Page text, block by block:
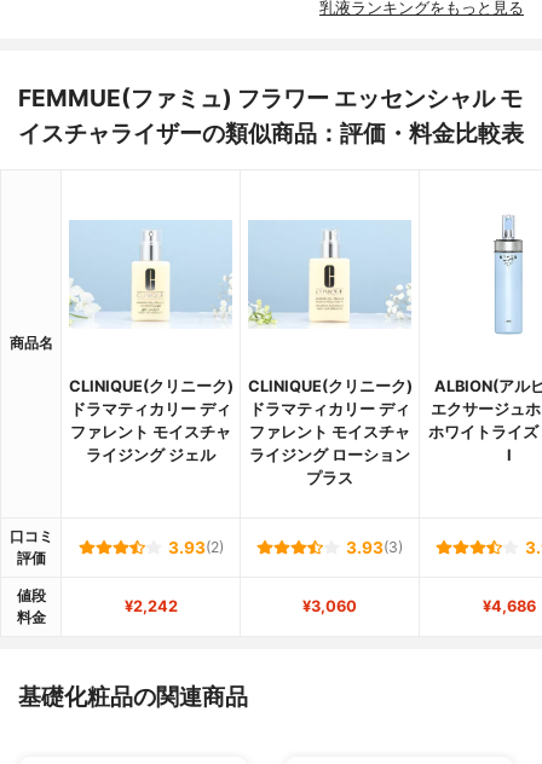
乳液ランキングをもっと見る
FEMMUE(ファミュ) フラワー エッセンシャル モ
イスチャライザーの類似商品：評価・料金比較表
商品名
CLINIQUE(クリニーク)
ドラマティカリー ディ
ファレント モイスチャ
ライジング ジェル
CLINIQUE(クリニーク)
ドラマティカリー ディ
ファレント モイスチャ
ライジング ローション
プラス
ALBION(アル
エクサージュ
ホワイトライズ
Ⅰ
口コミ
評価
3.93(2) 3.93(3)
値段
料金
¥2,242 ¥3,060 ¥4,686
基礎化粧品の関連商品